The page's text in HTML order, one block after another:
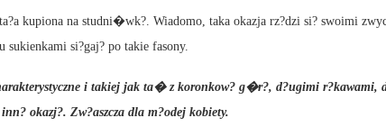
kupiona na studni�wk?. Wiadomo, taka okazja rz?dzi si? swoimi
sukienkami si?gaj? po takie fasony.
i takiej jak ta� z koronkow? g�r?, d?ugimi r?kawami,
okazj?. Zw?aszcza dla m?odej kobiety.